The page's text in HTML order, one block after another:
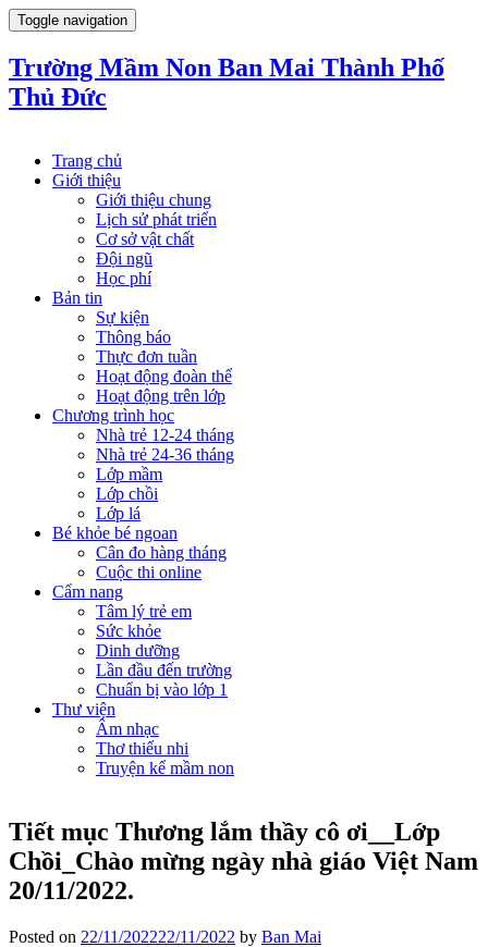
Toggle navigation
Trường Mầm Non Ban Mai Thành Phố
Thủ Đức
Trang chủ
Giới thiệu
Giới thiệu chung
Lịch sử phát triển
Cơ sở vật chất
Đội ngũ
Học phí
Bản tin
Sự kiện
Thông báo
Thực đơn tuần
Hoạt động đoàn thể
Hoạt động trên lớp
Chương trình học
Nhà trẻ 12-24 tháng
Nhà trẻ 24-36 tháng
Lớp mầm
Lớp chồi
Lớp lá
Bé khỏe bé ngoan
Cân đo hàng tháng
Cuộc thi online
Cẩm nang
Tâm lý trẻ em
Sức khỏe
Dinh dưỡng
Lần đầu đến trường
Chuẩn bị vào lớp 1
Thư viện
Âm nhạc
Thơ thiếu nhi
Truyện kể mầm non
Tiết mục Thương lắm thầy cô ơi__Lớp
Chồi_Chào mừng ngày nhà giáo Việt Nam
20/11/2022.
Posted on 22/11/202222/11/2022 by Ban Mai